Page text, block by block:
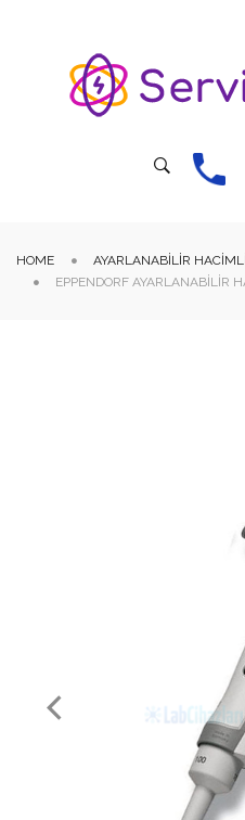
HOME AYARLANABILIR
EPPENDORF AYARLANABILIR